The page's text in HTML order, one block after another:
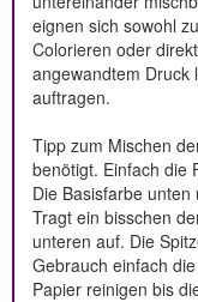
eignen sich sowohl
Colorieren oder
angewandtem Druck
auftragen.
Tipp zum Mischen
benötigt. Einfach die
Die Basisfarbe
Tragt ein bisschen
unteren auf. Die
Gebrauch einfach
Papier reinigen bis